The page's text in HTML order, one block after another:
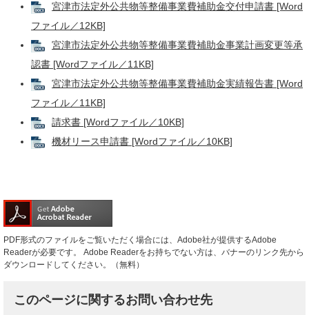
宮津市法定外公共物等整備事業費補助金交付申請書 [Word
ファイル／12KB]
宮津市法定外公共物等整備事業費補助金事業計画変更等承
認書 [Wordファイル／11KB]
宮津市法定外公共物等整備事業費補助金実績報告書 [Word
ファイル／11KB]
請求書 [Wordファイル／10KB]
機材リース申請書 [Wordファイル／10KB]
PDF形式のファイルをご覧いただく場合には、Adobe社が提供するAdobe
Readerが必要です。
Adobe Readerをお持ちでない方は、バナーのリンク先から
ダウンロードしてください。（無料）
このページに関するお問い合わせ先